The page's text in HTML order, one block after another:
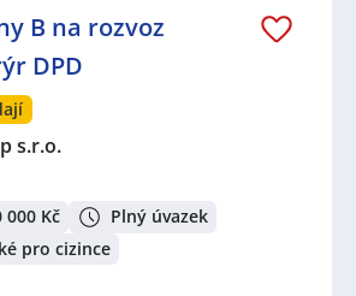
B na rozvoz
DPD
s.r.o.
000 Kč
Plný úvazek
pro cizince